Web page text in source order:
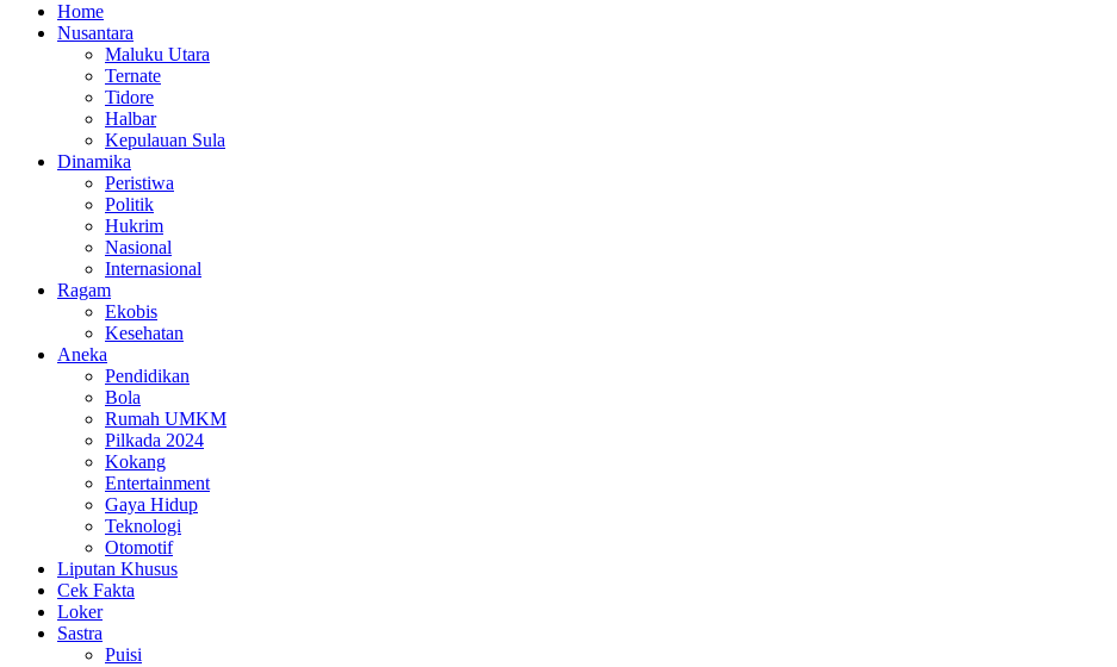
Home
Nusantara
Maluku Utara
Ternate
Tidore
Halbar
Kepulauan Sula
Dinamika
Peristiwa
Politik
Hukrim
Nasional
Internasional
Ragam
Ekobis
Kesehatan
Aneka
Pendidikan
Bola
Rumah UMKM
Pilkada 2024
Kokang
Entertainment
Gaya Hidup
Teknologi
Otomotif
Liputan Khusus
Cek Fakta
Loker
Sastra
Puisi